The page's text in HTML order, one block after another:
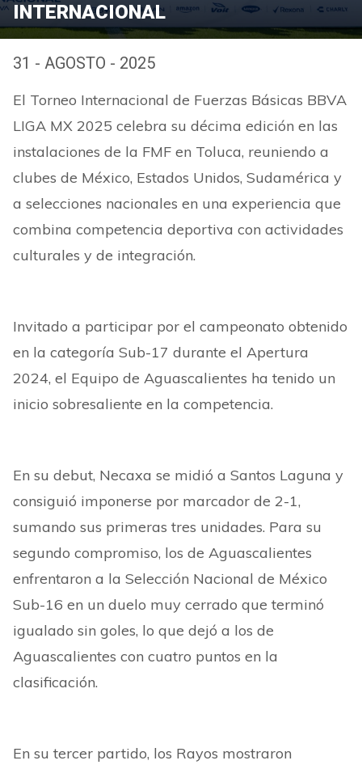
INTERNACIONAL
31 - AGOSTO - 2025
El Torneo Internacional de Fuerzas Básicas BBVA
LIGA MX 2025 celebra su décima edición en las
instalaciones de la FMF en Toluca, reuniendo a
clubes de México, Estados Unidos, Sudamérica y
a selecciones nacionales en una experiencia que
combina competencia deportiva con actividades
culturales y de integración.
Invitado a participar por el campeonato obtenido
en la categoría Sub-17 durante el Apertura
2024, el Equipo de Aguascalientes ha tenido un
inicio sobresaliente en la competencia.
En su debut, Necaxa se midió a Santos Laguna y
consiguió imponerse por marcador de 2-1,
sumando sus primeras tres unidades. Para su
segundo compromiso, los de Aguascalientes
enfrentaron a la Selección Nacional de México
Sub-16 en un duelo muy cerrado que terminó
igualado sin goles, lo que dejó a los de
Aguascalientes con cuatro puntos en la
clasificación.
En su tercer partido, los Rayos mostraron